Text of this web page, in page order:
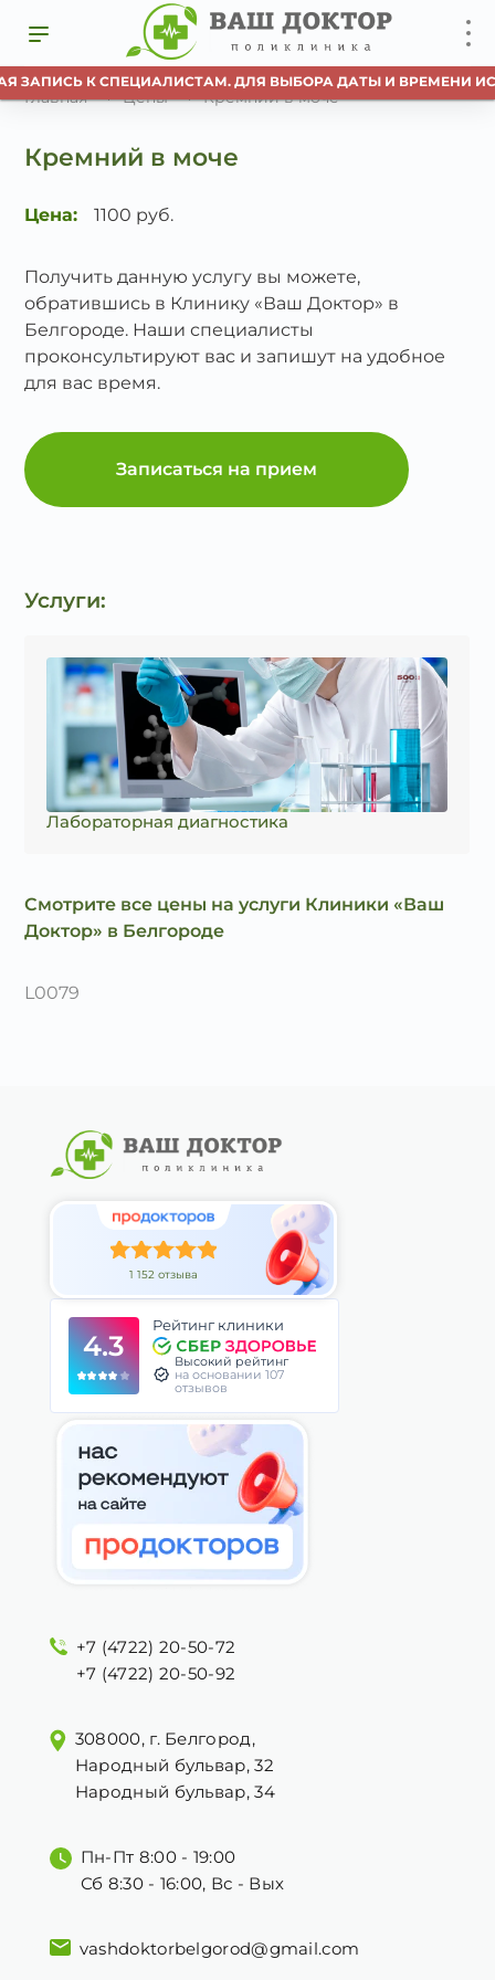
ЗАПИСЬ К СПЕЦИАЛИСТАМ. ДЛЯ ВЫБОРА ДАТЫ И ВРЕМЕНИ
Главная Цены Кремний в моче
Кремний в моче
Цена: 1100 руб.
Получить данную услугу вы можете,
обратившись в Клинику «Ваш Доктор» в
Белгороде. Наши специалисты
проконсультируют вас и запишут на удобное
для вас время.
Записаться на прием
Услуги:
Лабораторная диагностика
Смотрите все цены на услуги Клиники «Ваш
Доктор» в Белгороде
L0079
1 152 отзыва
4.3
Рейтинг клиники
Высокий рейтинг
на основании 107
отзывов
+7 (4722) 20-50-72
+7 (4722) 20-50-92
308000, г. Белгород,
Народный бульвар, 32
Народный бульвар, 34
Пн-Пт 8:00 - 19:00
Сб 8:30 - 16:00, Вс - Вых
vashdoktorbelgorod@gmail.com